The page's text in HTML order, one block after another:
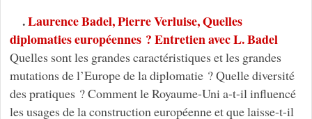
.Laurence Badel, Pierre Verluise, Quelles
diplomaties européennes ? Entretien avec L. Badel
Quelles sont les grandes caractéristiques et les grandes
mutations de l’Europe de la diplomatie ? Quelle diversité
des pratiques ? Comment le Royaume-Uni a-t-il influencé
les usages de la construction européenne et que laisse-t-il